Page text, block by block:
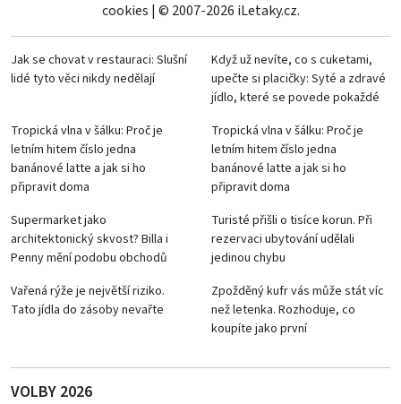
cookies | © 2007-2026 iLetaky.cz.
Jak se chovat v restauraci: Slušní
lidé tyto věci nikdy nedělají
Když už nevíte, co s cuketami,
upečte si placičky: Syté a zdravé
jídlo, které se povede pokaždé
Tropická vlna v šálku: Proč je
letním hitem číslo jedna
banánové latte a jak si ho
připravit doma
Tropická vlna v šálku: Proč je
letním hitem číslo jedna
banánové latte a jak si ho
připravit doma
Supermarket jako
architektonický skvost? Billa i
Penny mění podobu obchodů
Turisté přišli o tisíce korun. Při
rezervaci ubytování udělali
jedinou chybu
Vařená rýže je největší riziko.
Tato jídla do zásoby nevařte
Zpožděný kufr vás může stát víc
než letenka. Rozhoduje, co
koupíte jako první
VOLBY 2026